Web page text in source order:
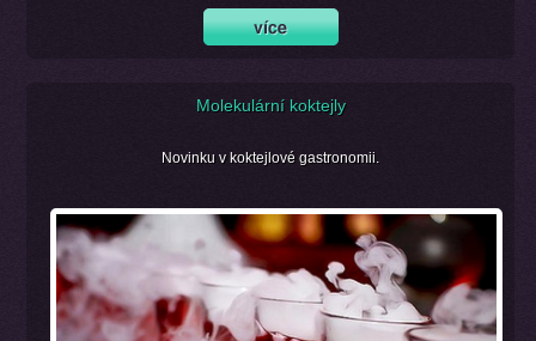
Molekulární koktejly
Novinku v koktejlové gastronomii.